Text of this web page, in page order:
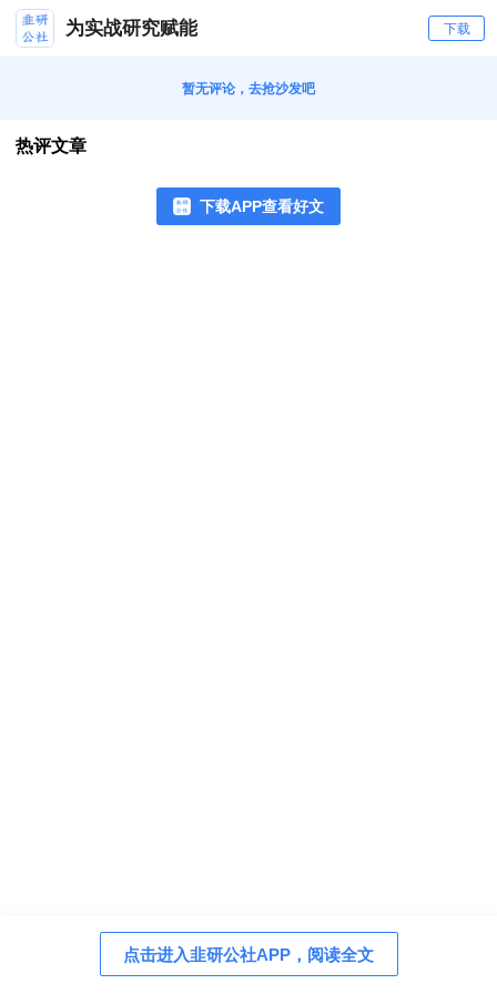
为实战研究赋能 下载
暂无评论，去抢沙发吧
热评文章
下载APP查看好文
点击进入韭研公社APP，阅读全文